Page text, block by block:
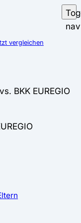
vergleichen
BKK EUREGIO